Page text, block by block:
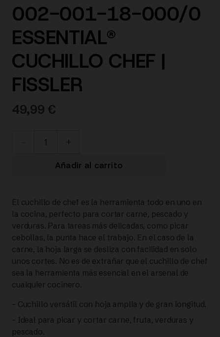
002-001-18-000/0
ESSENTIAL®
CUCHILLO CHEF |
FISSLER
49,99 €
000/0
ESSENTIAL®
CUCHILLO
CHEF
|
FISSLER
Añadir al carrito
El cuchillo de chef es la herramienta todo en uno en
la cocina, perfecto para cortar carne, pescado y
verduras. Para tareas más delicadas, como picar
cebollas, la punta hace el trabajo. En el caso de la
carne, la hoja larga se desliza con facilidad en solo
unos cortes. No es de extrañar que el cuchillo de chef
sea la herramienta más esencial en el arsenal de
cualquier cocinero.
– Cuchillo versátil con hoja amplia y de gran longitud.
– Ideal para picar y cortar carne, fruta, verduras y
pescado.